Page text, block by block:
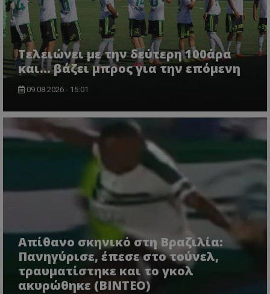
Τελειώνει με την δεύτερη 100άρα
και... βάζει μπρος για την επόμενη
09.08.2026 - 15:01
Απίθανο σκηνικό στη Βραζιλία:
Πανηγύρισε, έπεσε στο τούνελ,
τραυματίστηκε και το γκολ
ακυρώθηκε (BINTEO)